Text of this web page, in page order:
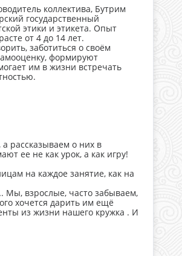
коллектива, Бутрим
государственный
этики и этикета. Опыт
от 4 до 14 лет.
заботиться о своём
формируют
им в жизни встречать
рассказываем о них в
ее не как урок, а как игру!
на каждое занятие, как на
Мы, взрослые, часто забываем,
хочется дарить им ещё
из жизни нашего кружка . И